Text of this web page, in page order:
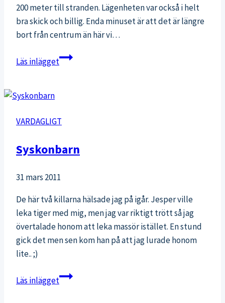
200 meter till stranden. Lägenheten var också i helt
bra skick och billig. Enda minuset är att det är längre
bort från centrum än här vi…
Läs inläggetKommentera
VARDAGLIGT
Syskonbarn
31 mars 2011
De här två killarna hälsade jag på igår. Jesper ville
leka tiger med mig, men jag var riktigt trött så jag
övertalade honom att leka massör istället. En stund
gick det men sen kom han på att jag lurade honom
lite.. ;)
Läs inläggetSyskonbarn